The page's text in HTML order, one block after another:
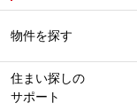
物件を探す
住まい探しの
サポート